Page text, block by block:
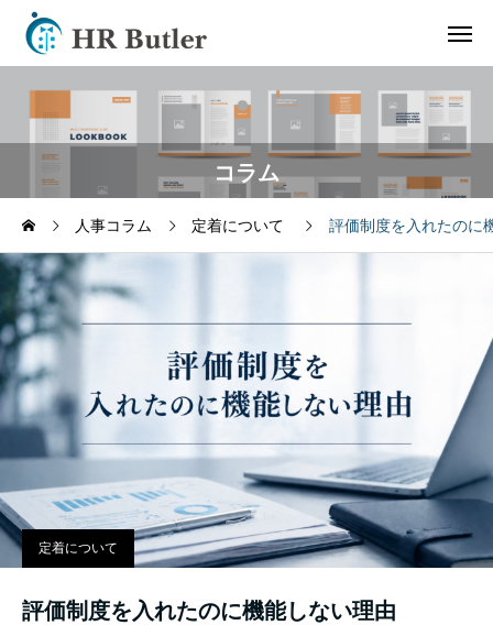
コラム
人事コラム 定着について 評価制度を入れたのに
定着について
評価制度を入れたのに機能しない理由